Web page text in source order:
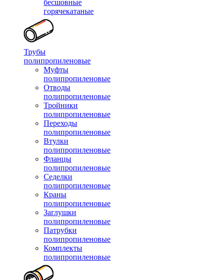
бесшовные
горячекатаные
Трубы
полипропиленовые
Муфты
полипропиленовые
Отводы
полипропиленовые
Тройники
полипропиленовые
Переходы
полипропиленовые
Втулки
полипропиленовые
Фланцы
полипропиленовые
Седелки
полипропиленовые
Краны
полипропиленовые
Заглушки
полипропиленовые
Патрубки
полипропиленовые
Комплекты
полипропиленовые